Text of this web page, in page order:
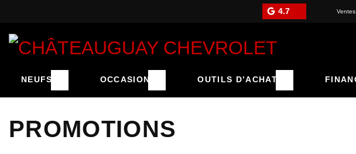
4.7 Ventes:
NEUFS OCCASION OUTILS D’ACHAT
PROMOTIONS